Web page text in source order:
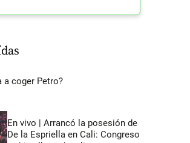
a coger Petro?
En vivo | Arrancó la posesión de
De la Espriella en Cali: Congreso